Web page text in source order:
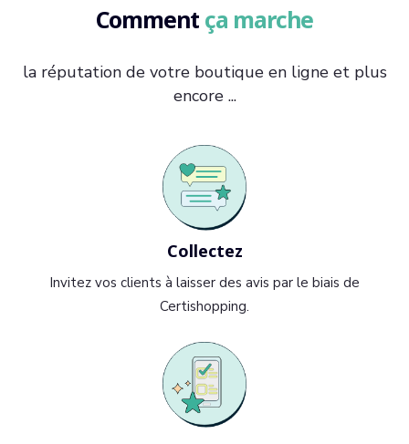
Comment ça marche
la réputation de votre boutique en ligne et plus
encore ...
Collectez
Invitez vos clients à laisser des avis par le biais de
Certishopping.